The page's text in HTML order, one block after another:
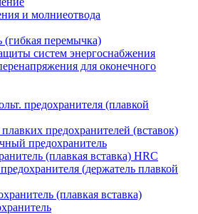
и молниеотвода
(гибкая перемычка)
систем энергоснабжения
для оконечного
предохранителя (плавкой
предохранителей (вставок)
предохранитель
(плавкая вставка) HRC
(держатель плавкой
(плавкая вставка)